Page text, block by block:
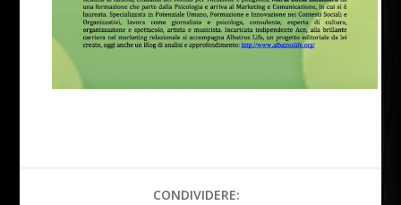
CONDIVIDERE: